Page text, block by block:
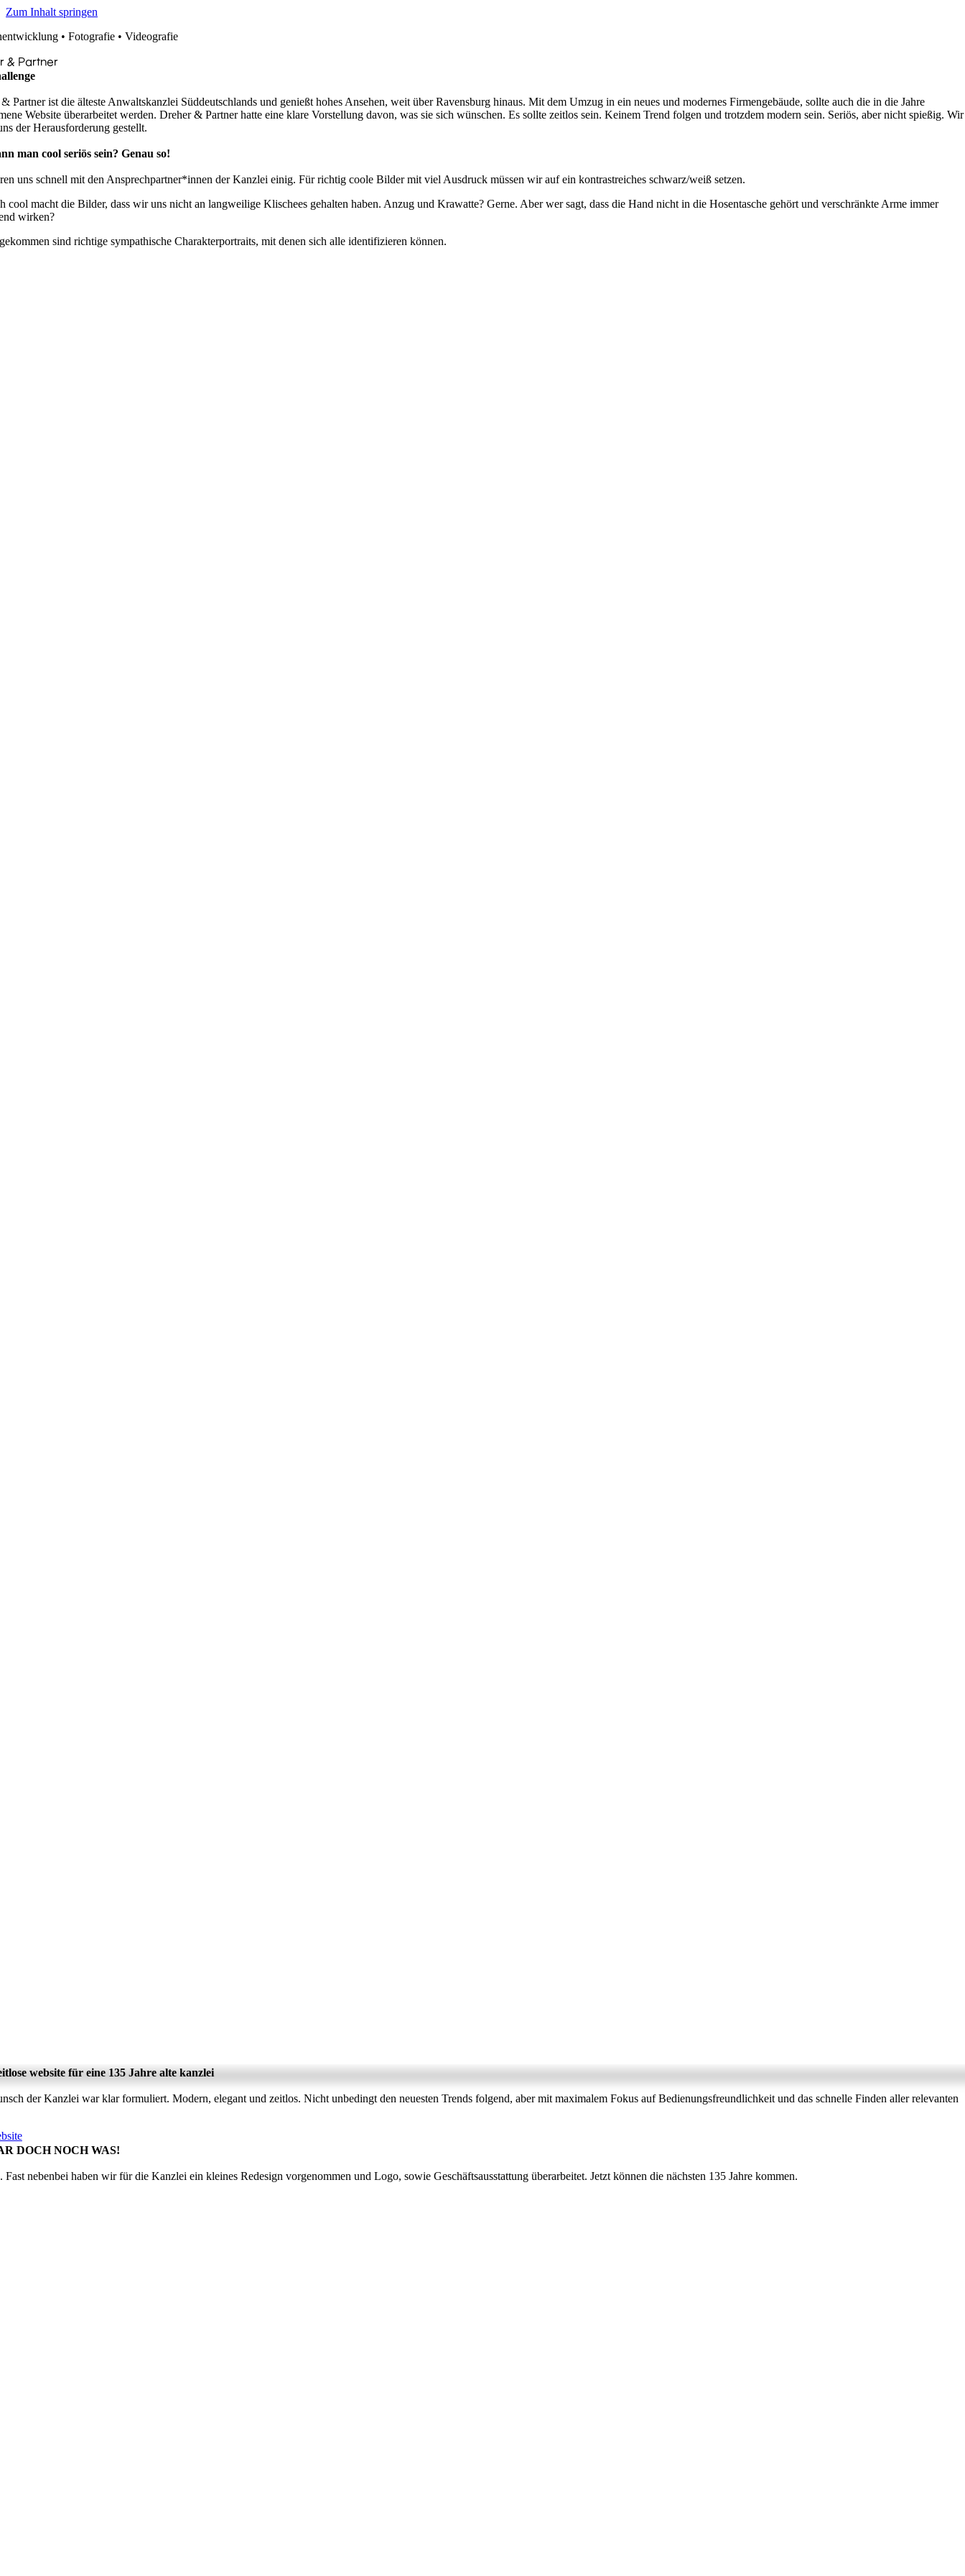
Zum Inhalt springen
• Fotografie • Videografie
& Partner
Partner ist die älteste Anwaltskanzlei Süddeutschlands und genießt hohes Ansehen, weit über Ravensburg hinaus. Mit dem Umzug in ein neues und modernes Firmengebäude, sollte auch die in die Jahre
Website überarbeitet werden. Dreher & Partner hatte eine klare Vorstellung davon, was sie sich wünschen. Es sollte zeitlos sein. Keinem Trend folgen und trotzdem modern sein. Seriös, aber nicht spießig. Wir
der Herausforderung gestellt.
man cool seriös sein? Genau so!
uns schnell mit den Ansprechpartner*innen der Kanzlei einig. Für richtig coole Bilder mit viel Ausdruck müssen wir auf ein kontrastreiches schwarz/weiß setzen.
cool macht die Bilder, dass wir uns nicht an langweilige Klischees gehalten haben. Anzug und Krawatte? Gerne. Aber wer sagt, dass die Hand nicht in die Hosentasche gehört und verschränkte Arme immer
wirken?
sind richtige sympathische Charakterportraits, mit denen sich alle identifizieren können.
website für eine 135 Jahre alte kanzlei
der Kanzlei war klar formuliert. Modern, elegant und zeitlos. Nicht unbedingt den neuesten Trends folgend, aber mit maximalem Fokus auf Bedienungsfreundlichkeit und das schnelle Finden aller relevanten
DOCH NOCH WAS!
Fast nebenbei haben wir für die Kanzlei ein kleines Redesign vorgenommen und Logo, sowie Geschäftsausstattung überarbeitet. Jetzt können die nächsten 135 Jahre kommen.